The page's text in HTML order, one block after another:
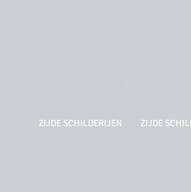
ZIJDE SCHILDERIJEN ZIJDE